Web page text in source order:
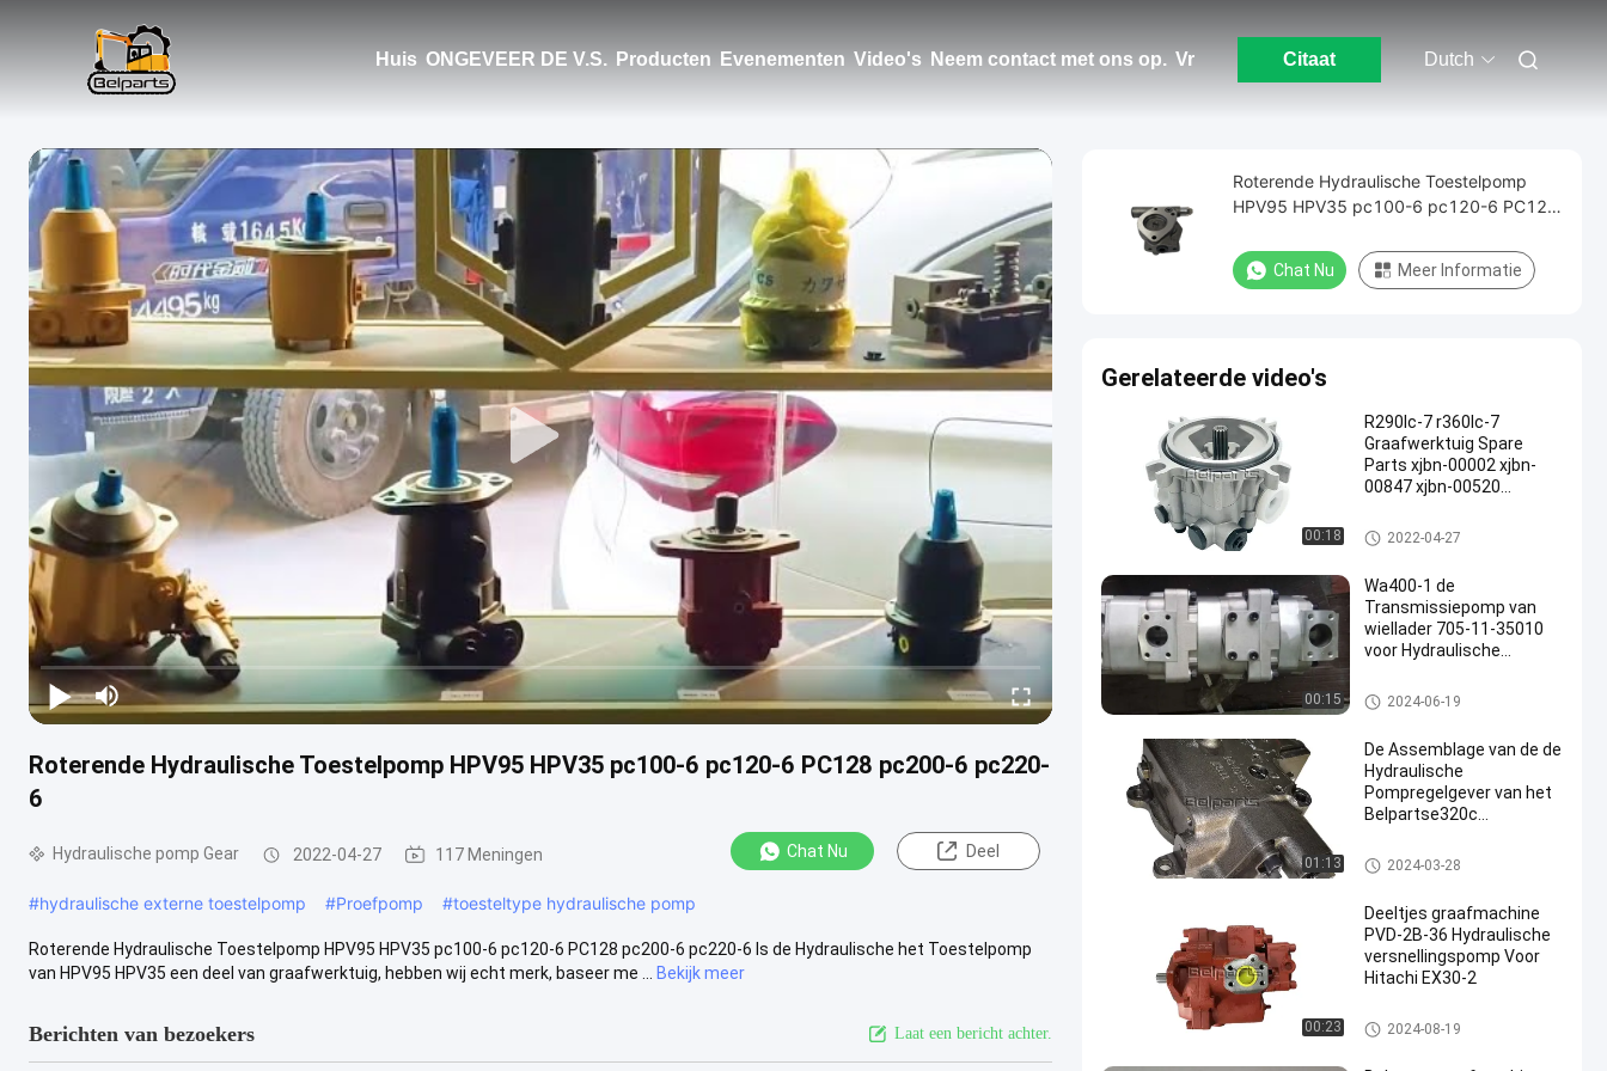
Huis ONGEVEER DE V.S. Producten Evenementen Video's Neem contact met ons op. Vr Citaat Dutch
Roterende Hydraulische Toestelpomp HPV95 HPV35 pc100-6 pc120-6 PC128 pc200-6 pc220-
6
Hydraulische pomp Gear 2022-04-27 117 Meningen Chat Nu Deel
#hydraulische externe toestelpomp #Proefpomp #toesteltype hydraulische pomp
Roterende Hydraulische Toestelpomp HPV95 HPV35 pc100-6 pc120-6 PC128 pc200-6 pc220-6 Is de Hydraulische het Toestelpomp
van HPV95 HPV35 een deel van graafwerktuig, hebben wij echt merk, baseer me ...
Bekijk meer
Berichten van bezoekers Laat een bericht achter.
Roterende Hydraulische Toestelpomp
HPV95 HPV35 pc100-6 pc120-6 PC128
Chat Nu Meer Informatie
Gerelateerde video's
00:18
R290lc-7 r360lc-7
Graafwerktuig Spare
Parts xjbn-00002 xjbn-
00847 xjbn-00520
Bouwmateriaal van de
Toestelpomp
Hydraulische pomp Gear
2022-04-27
00:15
Wa400-1 de
Transmissiepomp van
wiellader 705-11-35010
voor Hydraulische
Hydraulische pomp Gear
2024-06-19
01:13
De Assemblage van de de
Hydraulische
Pompregelgever van het
Belpartse320c
Hydraulische pomp Gear
2024-03-28
00:23
Deeltjes graafmachine
PVD-2B-36 Hydraulische
versnellingspomp Voor
Hitachi EX30-2
Hydraulische pomp Gear
2024-08-19